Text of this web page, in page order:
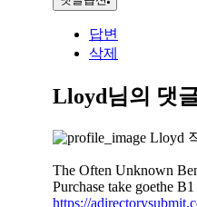
답변
삭제
Lloyd님의 댓
Lloyd
The Often Unknown
Purchase take goethe
https://